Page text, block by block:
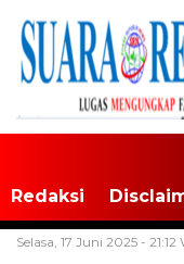
Redaksi
Selasa, 17 Juni 2025 - 21:12